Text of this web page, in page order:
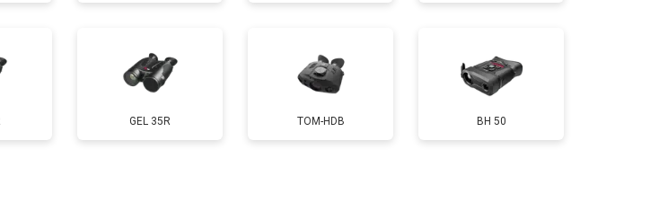
GEL 35R TOM-HDB BH 50